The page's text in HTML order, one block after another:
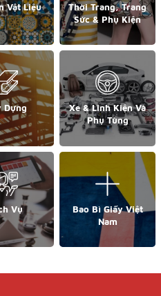
Vật Liệu
Thời Trang, Trang
Sức & Phụ Kiện
Dựng
Xe & Linh Kiện Và
Phụ Tùng
Vụ
Bao Bì Giấy Việt
Nam